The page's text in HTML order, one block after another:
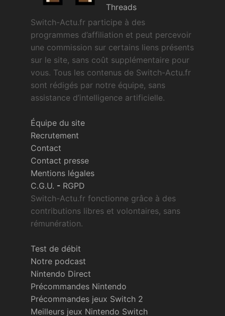
Threads
Switch-Actu.fr participe à des
programmes d’affiliation et peut percevoir
une commission sur certains liens présents
sur le site, sans coût supplémentaire pour
vous. Tous les contenus de Switch-Actu.fr
sont rédigés par notre équipe, sans
assistance d’intelligence artificielle.
Équipe du site
Recrutement
Contact
Contact presse
Mentions légales
C.G.U. - RGPD
Switch-Actu.fr fonctionne grâce à des
contributions libres et volontaires, sans
rémunération.
Test de débit
Notre podcast
Nintendo Direct
Précommandes Nintendo
Précommandes jeux Switch 2
Meilleurs jeux Nintendo Switch